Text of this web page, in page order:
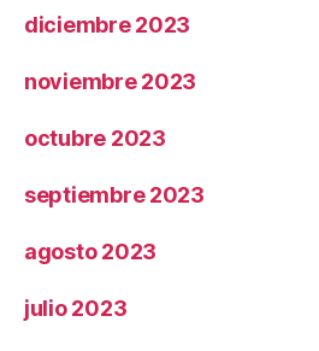
diciembre 2023
noviembre 2023
octubre 2023
septiembre 2023
agosto 2023
julio 2023